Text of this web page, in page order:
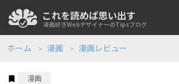
koreyome.com
これを読めば思い出す
漫画好きWebデザイナーのTipsブログ
全記事
ホーム 漫画 漫画レビュー
漫画